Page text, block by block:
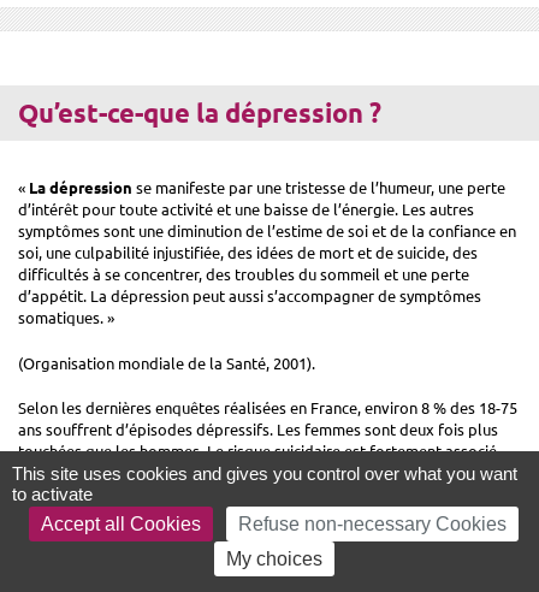
Qu’est-ce-que la dépression ?
« La dépression se manifeste par une tristesse de l’humeur, une perte
d’intérêt pour toute activité et une baisse de l’énergie. Les autres
symptômes sont une diminution de l’estime de soi et de la confiance en
soi, une culpabilité injustifiée, des idées de mort et de suicide, des
difficultés à se concentrer, des troubles du sommeil et une perte
d’appétit. La dépression peut aussi s’accompagner de symptômes
somatiques. »
(Organisation mondiale de la Santé, 2001).
Selon les dernières enquêtes réalisées en France, environ 8 % des 18-75
ans souffrent d’épisodes dépressifs. Les femmes sont deux fois plus
touchées que les hommes. Le risque suicidaire est fortement associé
aux troubles dépressifs : il est dix fois plus élevé chez les patients
déprimés que dans la population générale (Ministère de la Santé).
Les symptômes de la dépression
This site uses cookies and gives you control over what you want
to activate
Accept all Cookies
Refuse non-necessary Cookies
My choices